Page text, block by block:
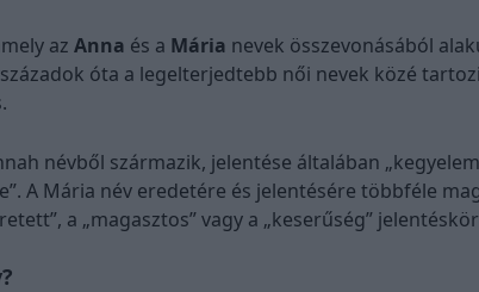
az Anna és a Mária nevek összevonásából
óta a legelterjedtebb női nevek közé
névből származik, jelentése általában
A Mária név eredetére és jelentésére többféle
a „magasztos” vagy a „keserűség”